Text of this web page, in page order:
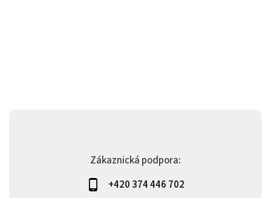
Zákaznická podpora:
+420 374 446 702